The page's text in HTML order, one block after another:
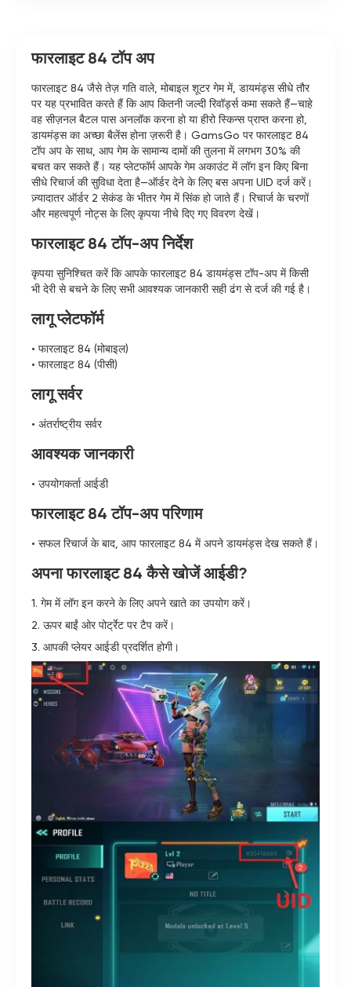
फारलाइट 84 टॉप अप
फारलाइट 84 जैसे तेज़ गति वाले, मोबाइल शूटर गेम में, डायमंड्स सीधे तौर
पर यह प्रभावित करते हैं कि आप कितनी जल्दी रिवॉर्ड्स कमा सकते हैं—चाहे
वह सीज़नल बैटल पास अनलॉक करना हो या हीरो स्किन्स प्राप्त करना हो,
डायमंड्स का अच्छा बैलेंस होना ज़रूरी है। GamsGo पर फारलाइट 84
टॉप अप के साथ, आप गेम के सामान्य दामों की तुलना में लगभग 30% की
बचत कर सकते हैं। यह प्लेटफॉर्म आपके गेम अकाउंट में लॉग इन किए बिना
सीधे रिचार्ज की सुविधा देता है—ऑर्डर देने के लिए बस अपना UID दर्ज करें।
ज़्यादातर ऑर्डर 2 सेकंड के भीतर गेम में सिंक हो जाते हैं। रिचार्ज के चरणों
और महत्वपूर्ण नोट्स के लिए कृपया नीचे दिए गए विवरण देखें।
फारलाइट 84 टॉप-अप निर्देश
कृपया सुनिश्चित करें कि आपके फारलाइट 84 डायमंड्स टॉप-अप में किसी
भी देरी से बचने के लिए सभी आवश्यक जानकारी सही ढंग से दर्ज की गई है।
लागू प्लेटफॉर्म
• फारलाइट 84 (मोबाइल)
• फारलाइट 84 (पीसी)
लागू सर्वर
• अंतर्राष्ट्रीय सर्वर
आवश्यक जानकारी
• उपयोगकर्ता आईडी
फारलाइट 84 टॉप-अप परिणाम
• सफल रिचार्ज के बाद, आप फारलाइट 84 में अपने डायमंड्स देख सकते हैं।
अपना फारलाइट 84 कैसे खोजें आईडी?
1. गेम में लॉग इन करने के लिए अपने खाते का उपयोग करें।
2. ऊपर बाईं ओर पोर्ट्रेट पर टैप करें।
3. आपकी प्लेयर आईडी प्रदर्शित होगी।